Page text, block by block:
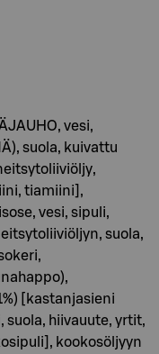
vesi,
suola, kuivattu
tiamiini],
vesi, sipuli,
suola,
[kastanjasieni
suola, hiivauute, yrtit,
kookosöljyyn